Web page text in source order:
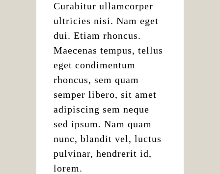
Curabitur ullamcorper
ultricies nisi. Nam eget
dui. Etiam rhoncus.
Maecenas tempus, tellus
eget condimentum
rhoncus, sem quam
semper libero, sit amet
adipiscing sem neque
sed ipsum. Nam quam
nunc, blandit vel, luctus
pulvinar, hendrerit id,
lorem.